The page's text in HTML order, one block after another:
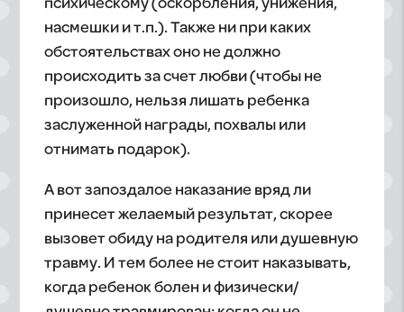
психическому (оскорбления, унижения,
насмешки и т.п.). Также ни при каких
обстоятельствах оно не должно
происходить за счет любви (чтобы не
произошло, нельзя лишать ребенка
заслуженной награды, похвалы или
отнимать подарок).
А вот запоздалое наказание вряд ли
принесет желаемый результат, скорее
вызовет обиду на родителя или душевную
травму. И тем более не стоит наказывать,
когда ребенок болен и физически/